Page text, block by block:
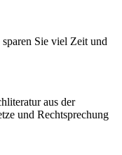
Sie viel Zeit und
aus der
und Rechtsprechung